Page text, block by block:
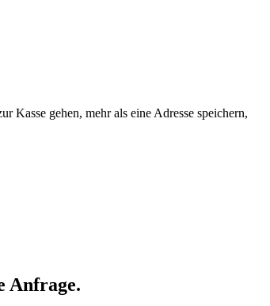
Kasse gehen, mehr als eine Adresse speichern,
Anfrage.